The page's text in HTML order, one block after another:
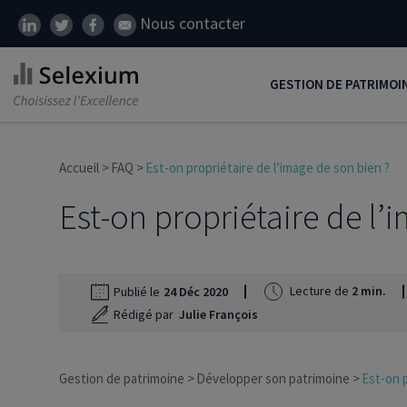
Nous contacter
GESTION DE
Réduire ses impôts
Préparer sa retraite
SCI
Accueil FAQ Est-on propriétaire de l’image de son bien ?
Est-on propriétaire de
Publié le 24 Déc 2020 Lecture de 2 min.
Rédigé par Julie François
Gestion de patrimoine Développer son patrimoine Est-on